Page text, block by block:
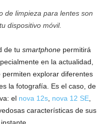
de limpieza para lentes son
dispositivo móvil.
de tu smartphone permitirá
en la actualidad,
explorar diferentes
la fotografía. Es el caso, de
el nova 12s, nova 12 SE,
características de sus